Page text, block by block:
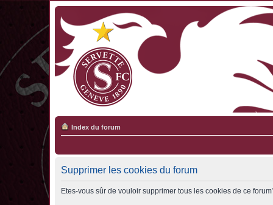
Index du forum
Supprimer les cookies du forum
Etes-vous sûr de vouloir supprimer tous les cookies de ce